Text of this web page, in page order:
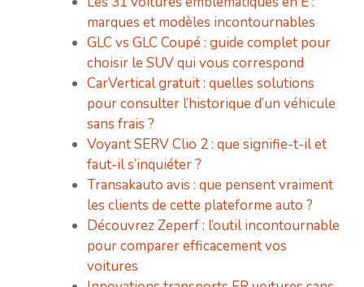
marques et modèles incontournables
GLC vs GLC Coupé : guide complet pour
choisir le SUV qui vous correspond
CarVertical gratuit : quelles solutions
pour consulter l’historique d’un véhicule
sans frais ?
Voyant SERV Clio 2 : que signifie-t-il et
faut-il s’inquiéter ?
Transakauto avis : que pensent vraiment
les clients de cette plateforme auto ?
Découvrez Zeperf : l’outil incontournable
pour comparer efficacement vos
voitures